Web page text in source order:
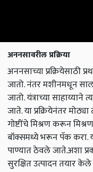
अननसावरील प्रक्रिया
अननसाच्या प्रक्रियेसाठी
जातो. नंतर मशीनमधून
जातो. यंत्राच्या
जाते. या प्रक्रियेनंतर
गोष्टींचे मिश्रण करून
बॉक्समध्ये भरून पॅक करा.
पाण्यात ठेवले जाते.अशा
सुरक्षित उत्पादन तयार